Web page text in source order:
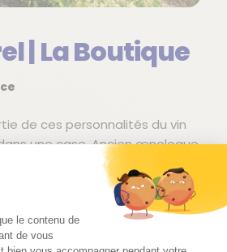
le contenu de
de vous
| La Boutique
de ces personnalités du vin
une case. Ancien œnologue
vinificateur, il travaille
du Languedoc, du Roussillon et
créer des cuvées accessibles,
très bien faites pour leur prix.